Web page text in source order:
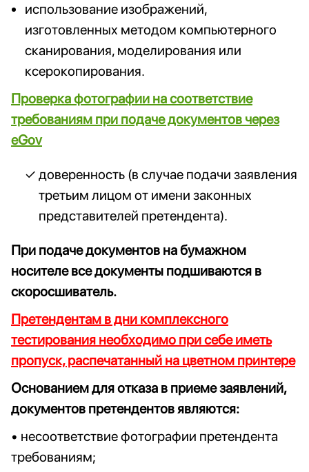
использование изображений,
изготовленных методом компьютерного
сканирования, моделирования или
ксерокопирования.
Проверка фотографии на соответствие
требованиям при подаче документов через
eGov
доверенность (в случае подачи заявления
третьим лицом от имени законных
представителей претендента).
При подаче документов на бумажном
носителе все документы подшиваются в
скоросшиватель.
Претендентам в дни комплексного
тестирования необходимо при себе иметь
пропуск, распечатанный на цветном принтере
Основанием для отказа в приеме заявлений,
документов претендентов являются:
• несоответствие фотографии претендента
требованиям;